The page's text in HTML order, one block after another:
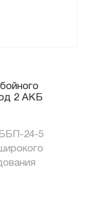
2 АКБ
ББП-24-5